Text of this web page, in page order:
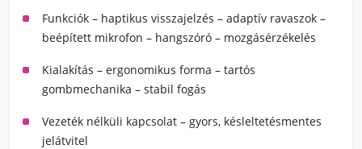
Funkciók – haptikus visszajelzés – adaptív ravaszok –
beépített mikrofon – hangszóró – mozgásérzékelés
Kialakítás – ergonomikus forma – tartós
gombmechanika – stabil fogás
Vezeték nélküli kapcsolat – gyors, késleltetésmentes
jelátvitel